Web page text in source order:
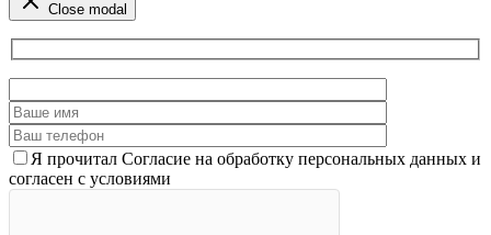
Close modal
Я прочитал Согласие на обработку персональных данных и
согласен с условиями